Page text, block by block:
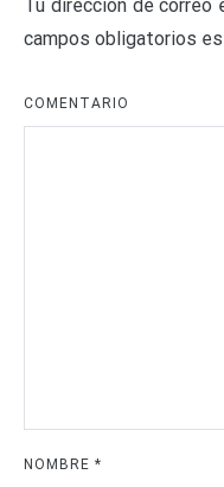
Tu dirección de
campos obligatorios
COMENTARIO
NOMBRE *